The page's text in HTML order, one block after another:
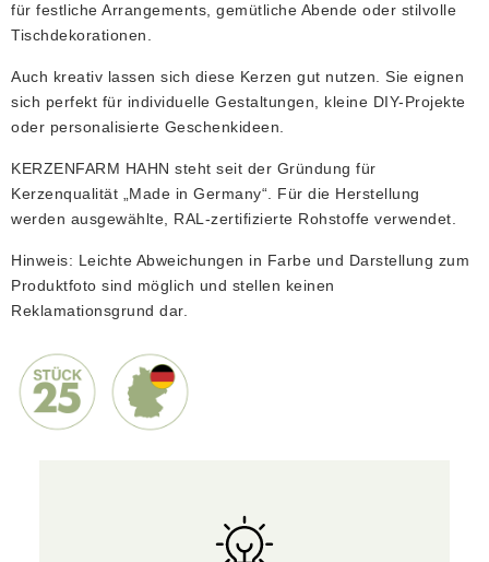
für festliche Arrangements, gemütliche Abende oder stilvolle
Tischdekorationen.
Auch kreativ lassen sich diese Kerzen gut nutzen. Sie eignen
sich perfekt für individuelle Gestaltungen, kleine DIY-Projekte
oder personalisierte Geschenkideen.
KERZENFARM HAHN steht seit der Gründung für
Kerzenqualität „Made in Germany“. Für die Herstellung
werden ausgewählte, RAL-zertifizierte Rohstoffe verwendet.
Hinweis: Leichte Abweichungen in Farbe und Darstellung zum
Produktfoto sind möglich und stellen keinen
Reklamationsgrund dar.